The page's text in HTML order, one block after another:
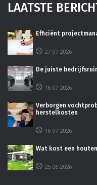
LAATSTE
Efficiënt
27-07-2026
De juiste
16-07-2026
Verborgen
herstelkosten
16-07-2026
Wat kost een
25-06-2026